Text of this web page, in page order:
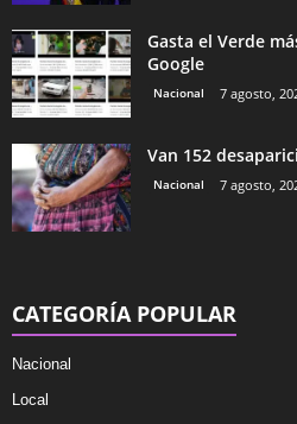
Gasta el Verde
Google
Nacional 7 agosto,
Van 152
Nacional 7 agosto,
CATEGORÍA POPULAR
Nacional
Local